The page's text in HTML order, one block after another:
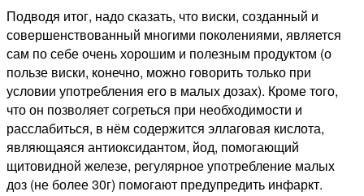
Подводя итог, надо сказать, что виски, созданный и
совершенствованный многими поколениями, является
сам по себе очень хорошим и полезным продуктом (о
пользе виски, конечно, можно говорить только при
условии употребления его в малых дозах). Кроме того,
что он позволяет согреться при необходимости и
расслабиться, в нём содержится эллаговая кислота,
являющаяся антиоксидантом, йод, помогающий
щитовидной железе, регулярное употребление малых
доз (не более 30г) помогают предупредить инфаркт.